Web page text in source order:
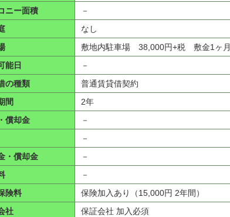
ニー面積
－
なし
敷地内駐車場 38,000円+税 敷金1ヶ月
能日
－
の種類
普通賃貸借契約
間
2年
償却金
－
－
・償却金
－
－
険料
保険加入あり（15,000円 2年間）
社
保証会社 加入必須